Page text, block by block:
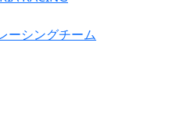
ーシングチーム